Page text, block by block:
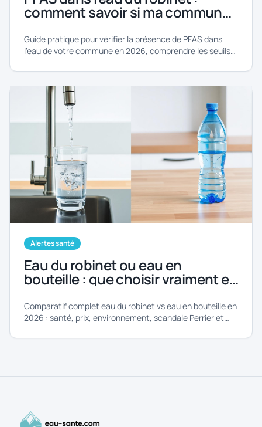
comment savoir si ma commune
Guide pratique pour vérifier la présence de PFAS dans
l'eau de votre commune en 2026, comprendre les seuils
Alertes santé
Eau du robinet ou eau en
bouteille : que choisir vraiment en
Comparatif complet eau du robinet vs eau en bouteille en
2026 : santé, prix, environnement, scandale Perrier et